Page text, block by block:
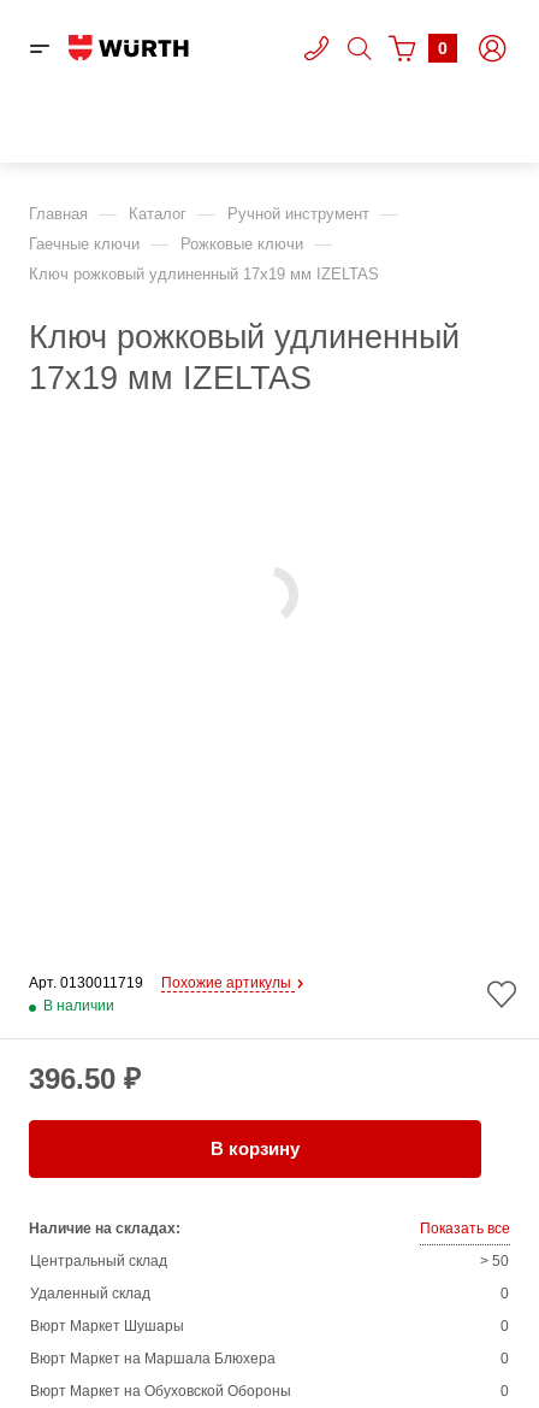
0
Главная — Каталог — Ручной инструмент —
Гаечные ключи — Рожковые ключи —
Ключ рожковый удлиненный 17х19 мм IZELTAS
Ключ рожковый удлиненный
17х19 мм IZELTAS
Арт. 0130011719
Похожие артикулы
В наличии
396.50 ₽
В корзину
Наличие на складах:
Показать все
Центральный склад
> 50
Удаленный склад
0
Вюрт Маркет Шушары
0
Вюрт Маркет на Маршала Блюхера
0
Вюрт Маркет на Обуховской Обороны
0